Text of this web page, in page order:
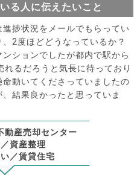
る人に伝えたいこと
捗状況をメールでもらってい
2度ほどどうなっているか？
ションでしたが都内で駅から
るだろうと気長に待っており
動いてくださっていましたの
結果良かったと思っていま
動産売却センター
資産整理
／賃貸住宅